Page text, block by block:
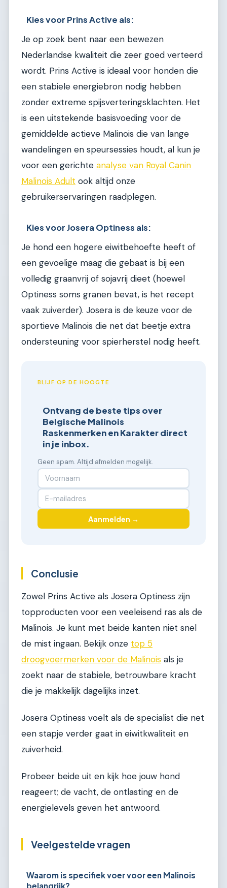
Kies voor Prins Active als:
Je op zoek bent naar een bewezen
Nederlandse kwaliteit die zeer goed verteerd
wordt. Prins Active is ideaal voor honden die
een stabiele energiebron nodig hebben
zonder extreme spijsverteringsklachten. Het
is een uitstekende basisvoeding voor de
gemiddelde actieve Malinois die van lange
wandelingen en speursessies houdt, al kun je
voor een gerichte analyse van Royal Canin
Malinois Adult ook altijd onze
gebruikerservaringen raadplegen.
Kies voor Josera Optiness als:
Je hond een hogere eiwitbehoefte heeft of
een gevoelige maag die gebaat is bij een
volledig graanvrij of sojavrij dieet (hoewel
Optiness soms granen bevat, is het recept
vaak zuiverder). Josera is de keuze voor de
sportieve Malinois die net dat beetje extra
ondersteuning voor spierherstel nodig heeft.
BLIJF OP DE HOOGTE
Ontvang de beste tips over
Belgische Malinois
Raskenmerken en Karakter direct
in je inbox.
Geen spam. Altijd afmelden mogelijk.
Aanmelden →
Conclusie
Zowel Prins Active als Josera Optiness zijn
topproducten voor een veeleisend ras als de
Malinois. Je kunt met beide kanten niet snel
de mist ingaan. Bekijk onze top 5
droogvoermerken voor de Malinois als je
zoekt naar de stabiele, betrouwbare kracht
die je makkelijk dagelijks inzet.
Josera Optiness voelt als de specialist die net
een stapje verder gaat in eiwitkwaliteit en
zuiverheid.
Probeer beide uit en kijk hoe jouw hond
reageert; de vacht, de ontlasting en de
energielevels geven het antwoord.
Veelgestelde vragen
Waarom is specifiek voer voor een Malinois
belangrijk?